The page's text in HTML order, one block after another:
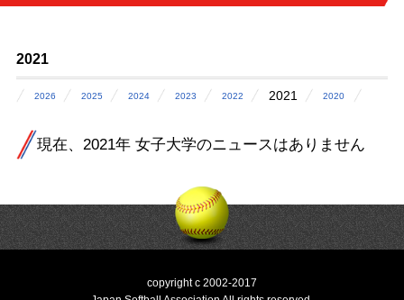
2021
2026 2025 2024 2023 2022 2021 2020
現在、2021年 女子大学のニュースはありません
copyright c 2002-2017